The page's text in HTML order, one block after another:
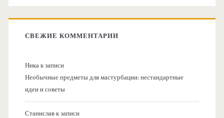
СВЕЖИЕ КОММЕНТАРИИ
Никак записи
Необычные предметы для мастурбации: нестандартные
идеи и советы
Станиславк записи